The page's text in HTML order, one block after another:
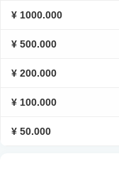
¥ 1000.000
¥ 500.000
¥ 200.000
¥ 100.000
¥ 50.000